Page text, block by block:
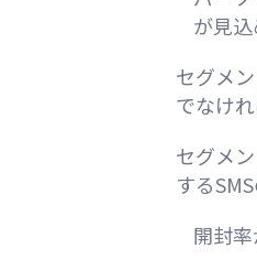
が見込
セグメ
でなけ
セグメ
する
開封